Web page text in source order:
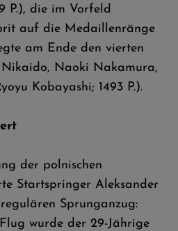
P.), die im Vorfeld
auf die Medaillenränge
am Ende den vierten
Naoki Nakamura,
Kobayashi; 1493 P.).
der polnischen
Startspringer Aleksander
Sprunganzug:
wurde der 29-Jährige